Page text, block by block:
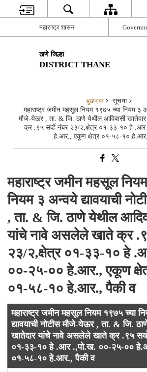
महाराष्ट्र शासन
ठाणे जिल्हा
DISTRICT THANE
मुख्यपृष्ठ
सूचना
महाराष्ट्र जमीन महसूल नियम १९७५ च्या नियम ३
मौजे-येऊर , ता. & जि. ठाणे येथील आदिवासी
क्र .९५ सर्व्हे नंबर २३/२,क्षेत्र ०१-३३-१० हे
हे.आर., एकूण क्षेत्र ०१-५८-१०
महाराष्ट्र जमीन महसूल
नियम ३ अन्वये द्यावयाची
, ता. & जि. ठाणे येथील
यांचे नावे असलेले खाते क्र
२३/२,क्षेत्र ०१-३३-१० हे
००-२५-०० हे.आर., एकूण
०१-५८-१० हे.आर., पैकी व
महाराष्ट्र जमीन महसूल नियम १९७५ च्या
द्यावयाची नोटीस मौजे-येऊर , ता. & जि.
खातेदार यांचे नावे असलेले खाते क्र .९५
०१-३३-१० हे .आर .,पो.ख. ००-२५-००
०१-५८-१० हे.आर., पैकी व